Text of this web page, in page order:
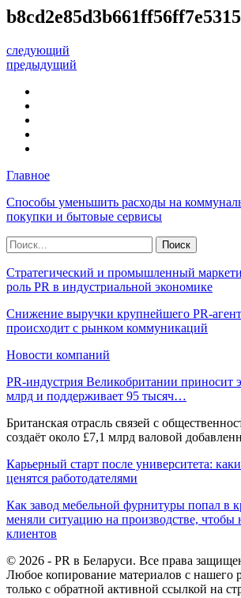
следующий
предыдущий
Главное
Способы уменьшить расходы на
покупки и бытовые сервисы
Стратегический и промышленный
роль PR в индустриальной экономике
Снижение выручки крупнейшего PR-
происходит с рынком коммуникаций
Новости компаний
PR-индустрия Великобритании приносит
млрд и поддерживает 95 тысяч…
Британская отрасль связей с
создаёт около £7,1 млрд валовой
Карьерный старт после университета:
ценятся работодателями
Как завод мебельной фурнитуры попал в
меняли ситуацию на производстве, чтобы
клиентов
© 2026 - PR в Беларуси. Все права
Любое копирование материалов с нашего
только с обратной активной ссылкой на